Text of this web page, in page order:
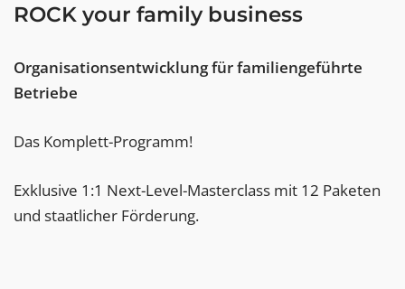
ROCK your family business
Organisationsentwicklung für familiengeführte
Betriebe
Das Komplett-Programm!
Exklusive 1:1 Next-Level-Masterclass mit 12 Paketen
und staatlicher Förderung.